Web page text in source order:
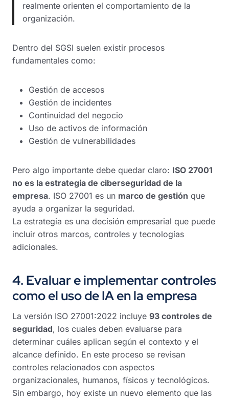
realmente orienten el comportamiento de la
organización.
Dentro del SGSI suelen existir procesos
fundamentales como:
Gestión de accesos
Gestión de incidentes
Continuidad del negocio
Uso de activos de información
Gestión de vulnerabilidades
Pero algo importante debe quedar claro: ISO 27001
no es la estrategia de ciberseguridad de la
empresa. ISO 27001 es un marco de gestión que
ayuda a organizar la seguridad.
La estrategia es una decisión empresarial que puede
incluir otros marcos, controles y tecnologías
adicionales.
4. Evaluar e implementar controles
como el uso de IA en la empresa
La versión ISO 27001:2022 incluye 93 controles de
seguridad, los cuales deben evaluarse para
determinar cuáles aplican según el contexto y el
alcance definido. En este proceso se revisan
controles relacionados con aspectos
organizacionales, humanos, físicos y tecnológicos.
Sin embargo, hoy existe un nuevo elemento que las